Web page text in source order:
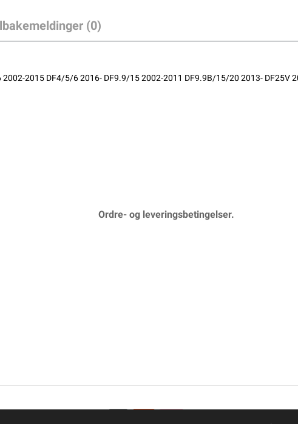
(0)
2002-2015 DF4/5/6 2016- DF9.9/15 2002-2011 DF9.9B/15/20 2013- DF25V
Ordre- og leveringsbetingelser.